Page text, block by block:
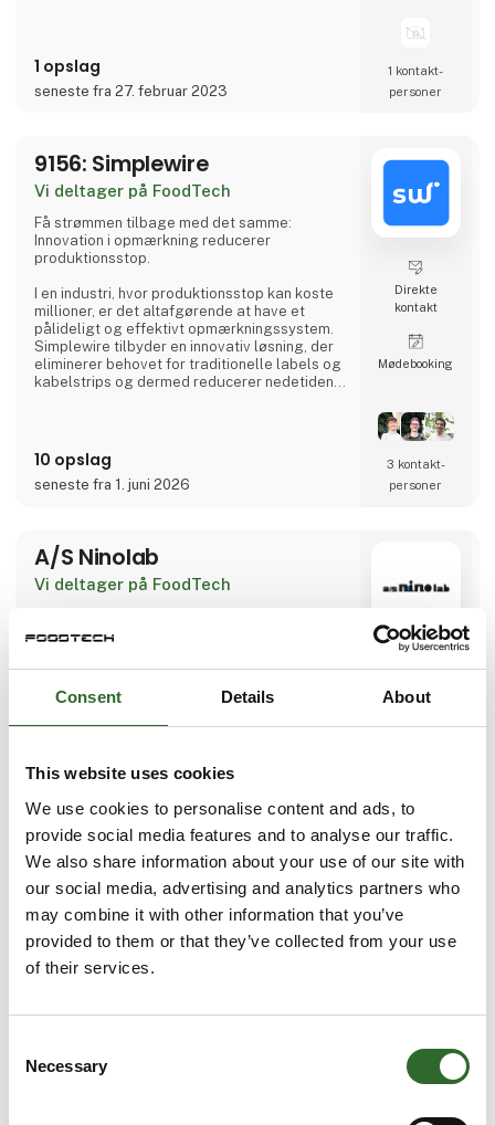
Consent Details About
This website uses cookies
We use cookies to personalise content and ads, to
provide social media features and to analyse our traffic.
We also share information about your use of our site with
our social media, advertising and analytics partners who
may combine it with other information that you’ve
provided to them or that they’ve collected from your use
of their services.
Selection
Necessary
til kunder over hele verden.
1 opslag
seneste fra 27. februar 2023
1 kontakt­
personer
9156: Simplewire
Vi deltager på FoodTech
Få strømmen tilbage med det samme:
Innovation i opmærkning reducerer
produktionsstop.
I en industri, hvor produktionsstop kan koste
millioner, er det altafgørende at have et
pålideligt og effektivt opmærkningssystem.
Simplewire tilbyder en innovativ løsning, der
eliminerer behovet for traditionelle labels og
kabelstrips og dermed reducerer nedetiden i
Simplewires digitale opmærkningssystem
indlejrer et unikt ID i alle elektriske
10 opslag
seneste fra 1. juni 2026
Direkte
kontakt
Møde­booking
3 kontakt­
personer
A/S Ninolab
Vi deltager på FoodTech
sætter altid dine behov i centrum. Vi hjælper
det gælder enkelte produkter eller hele
levere et korrekt tilpasset produkt, med de
rigtige funktioner, til aftalt tid og ikke mindst
leverandører fra hele verden.
15 opslag
seneste fra 19. oktober 2022
kontakt
Aage Christensen A/S
Vi deltager på FoodTech
Aa​ge Christensen har over 80 års erfaring